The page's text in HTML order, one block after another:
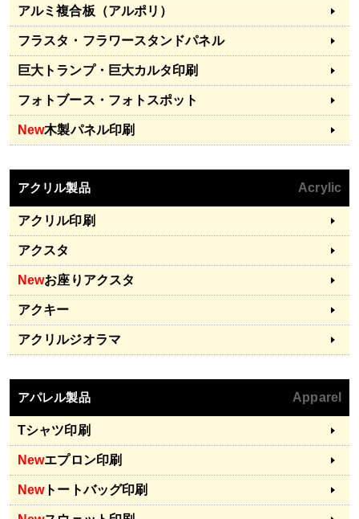
アルミ複合板（アルポリ）
フラスタ・フラワースタンドパネル
巨大トランプ・巨大カルタ印刷
フォトブース・フォトスポット
New木製パネル印刷
アクリル製品 Acrylic
アクリル印刷
アクスタ
Newお座りアクスタ
アクキー
アクリルジオラマ
アパレル製品 Apparel
Tシャツ印刷
Newエプロン印刷
Newトートバッグ印刷